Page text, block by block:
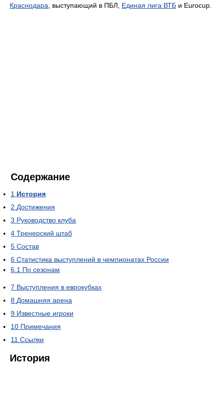
Краснодара, выступающий в ПБЛ, Единая лига ВТБ и Eurocup.
Содержание
1 История
2 Достижения
3 Руководство клуба
4 Тренерский штаб
5 Состав
6 Статистика выступлений в чемпионатах России
6.1 По сезонам
7 Выступления в еврокубках
8 Домашняя арена
9 Известные игроки
10 Примечания
11 Ссылки
История